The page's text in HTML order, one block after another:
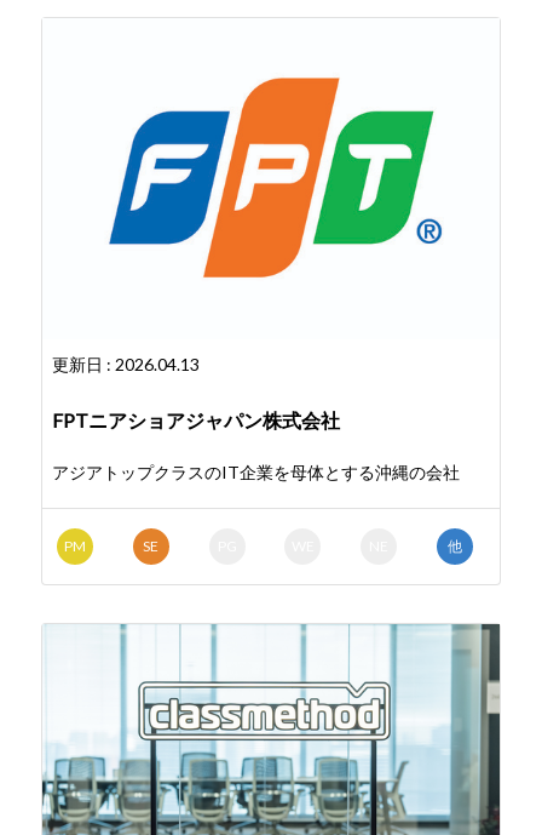
更新日 : 2026.04.13
FPTニアショアジャパン株式会社
アジアトップクラスのIT企業を母体とする沖縄の会社
PM SE 他